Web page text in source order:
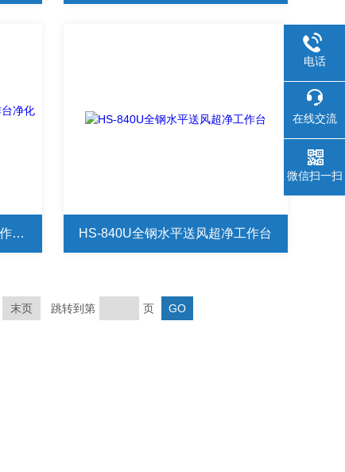
HS-1300U全钢水平送风超净工作台净化台 HS-840U全钢水平送风超净工作台
末页 跳转到第 页
电话
在线交流
微信扫一扫